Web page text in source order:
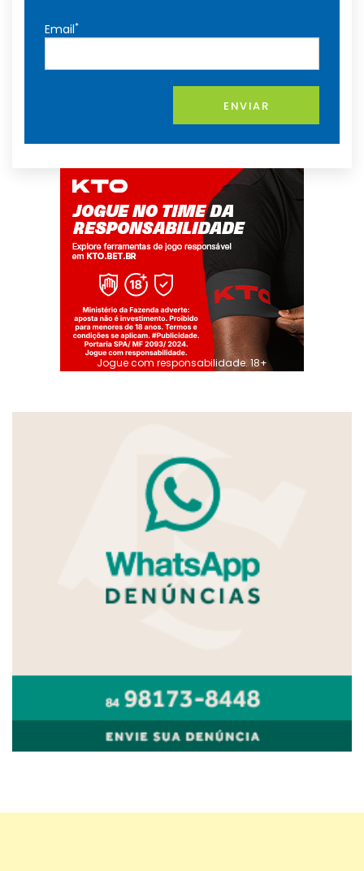
Email*
ENVIAR
Jogue com responsabilidade. 18+